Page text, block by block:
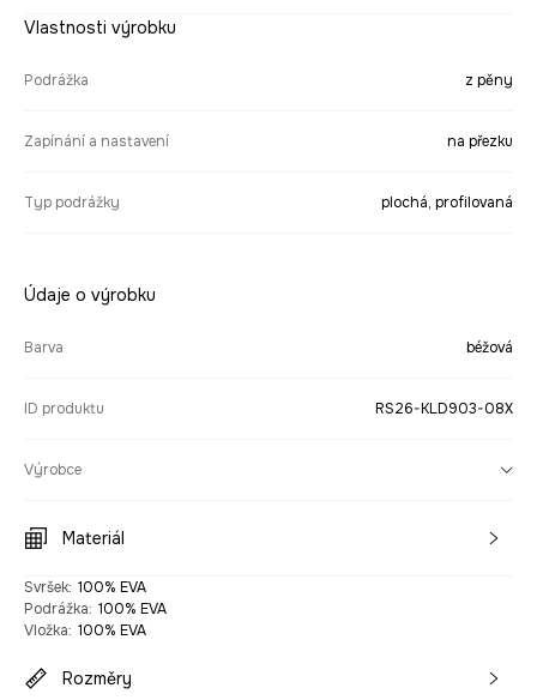
Vlastnosti výrobku
Podrážka z pěny
Zapínání a nastavení na přezku
Typ podrážky plochá, profilovaná
Údaje o výrobku
Barva béžová
ID produktu RS26-KLD903-08X
Výrobce
Materiál
Svršek: 100% EVA
Podrážka: 100% EVA
Vložka: 100% EVA
Rozměry